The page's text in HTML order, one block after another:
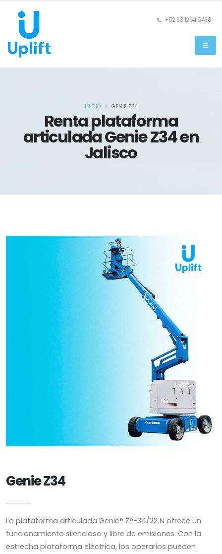
+52 33 1264 5438
Renta plataforma
articulada Genie Z34 en
Jalisco
INICIO GENIE Z34
Genie Z34
La plataforma articulada Genie® Z®-34/22 N ofrece un
funcionamiento silencioso y libre de emisiones. Con la
estrecha plataforma eléctrica, los operarios pueden